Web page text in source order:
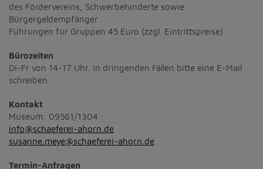
des Fördervereins, Schwerbehinderte sowie
Bürgergeldempfänger
Führungen für Gruppen 45 Euro (zzgl. Eintrittspreise)
Bürozeiten
Di-Fr von 14-17 Uhr. In dringenden Fällen bitte eine E-Mail
schreiben.
Kontakt
Museum: 09561/1304
info@schaeferei-ahorn.de
susanne.meye@schaeferei-ahorn.de
Termin-Anfragen